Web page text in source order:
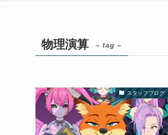
物理演算 – tag –
スタッフブログ